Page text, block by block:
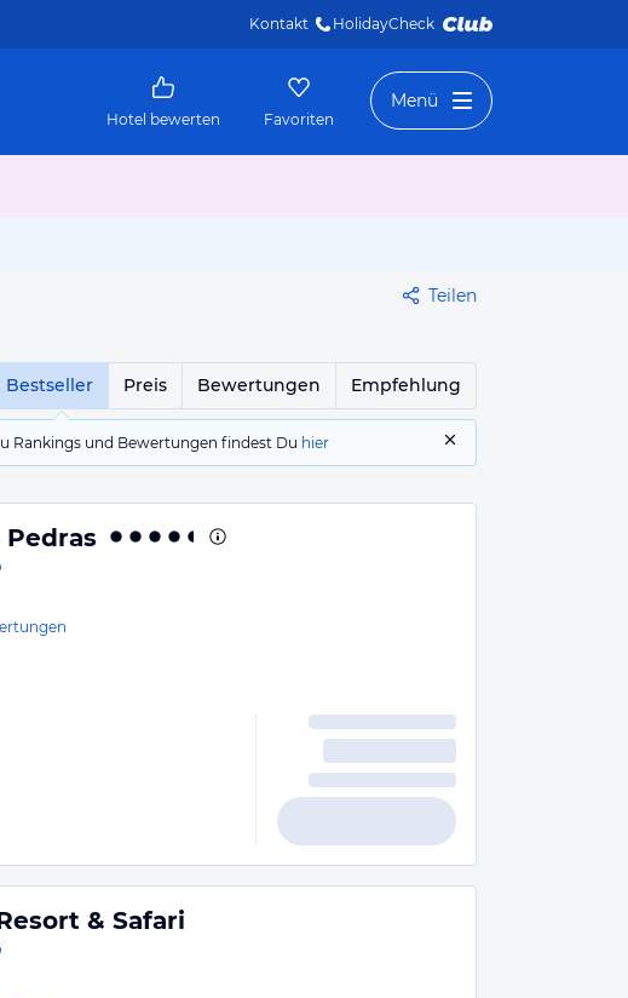
Kontakt HolidayCheck
Hotel bewerten Favoriten
Menü
Teilen
Bestseller Preis Bewertungen Empfehlung
Rankings und Bewertungen findest Du hier
Pedras
& Safari